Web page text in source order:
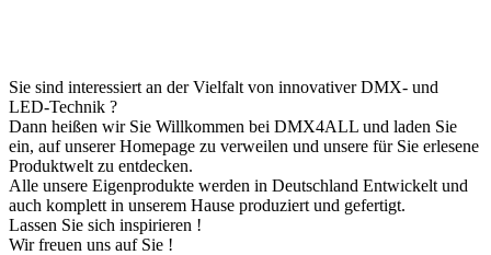
Sie sind interessiert an der Vielfalt von innovativer DMX- und
LED-Technik ?
Dann heißen wir Sie Willkommen bei DMX4ALL und laden Sie
ein, auf unserer Homepage zu verweilen und unsere für Sie erlesene
Produktwelt zu entdecken.
Alle unsere Eigenprodukte werden in Deutschland Entwickelt und
auch komplett in unserem Hause produziert und gefertigt.
Lassen Sie sich inspirieren !
Wir freuen uns auf Sie !